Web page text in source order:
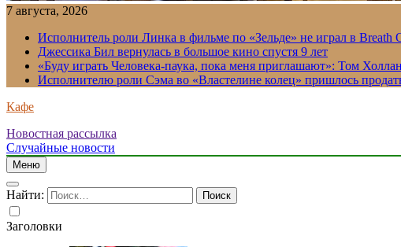
7 августа, 2026
Исполнитель роли Линка в фильме по «Зельде» не играл в
Джессика Бил вернулась в большое кино спустя 9 лет
«Буду играть Человека-паука, пока меня приглашают»: Том
Исполнителю роли Сэма во «Властелине колец» пришлось
Кафе
Новостная рассылка
Случайные новости
Меню
Найти:
Заголовки